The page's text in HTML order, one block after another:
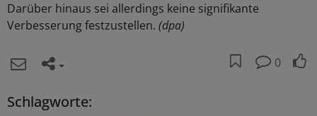
Darüber hinaus sei allerdings keine signifikante
Verbesserung festzustellen. (dpa)
0
Schlagworte: